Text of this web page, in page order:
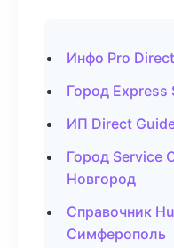
Инфо Pro
Город
ИП Direct
Город Service
Новгород
Справочник
Симферополь